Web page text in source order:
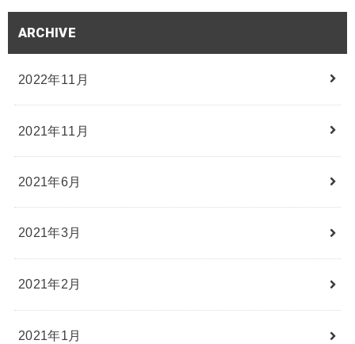
ARCHIVE
2022年11月
2021年11月
2021年6月
2021年3月
2021年2月
2021年1月